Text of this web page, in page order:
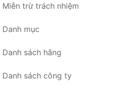
Miễn trừ trách nhiệm
Danh mục
Danh sách hãng
Danh sách công ty